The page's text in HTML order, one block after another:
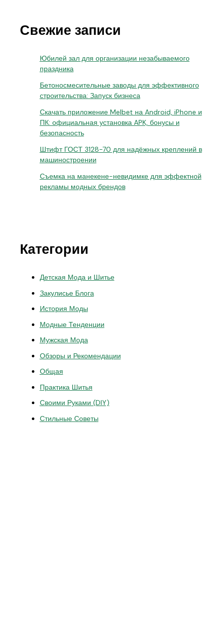
Свежие записи
Юбилей зал для организации незабываемого
праздника
Бетоносмесительные заводы для эффективного
строительства: Запуск бизнеса
Скачать приложение Melbet на Android, iPhone и
ПК: официальная установка APK, бонусы и
безопасность
Штифт ГОСТ 3128-70 для надёжных креплений в
машиностроении
Съемка на манекене-невидимке для эффектной
рекламы модных брендов
Категории
Детская Мода и Шитье
Закулисье Блога
История Моды
Модные Тенденции
Мужская Мода
Обзоры и Рекомендации
Общая
Практика Шитья
Своими Руками (DIY)
Стильные Советы